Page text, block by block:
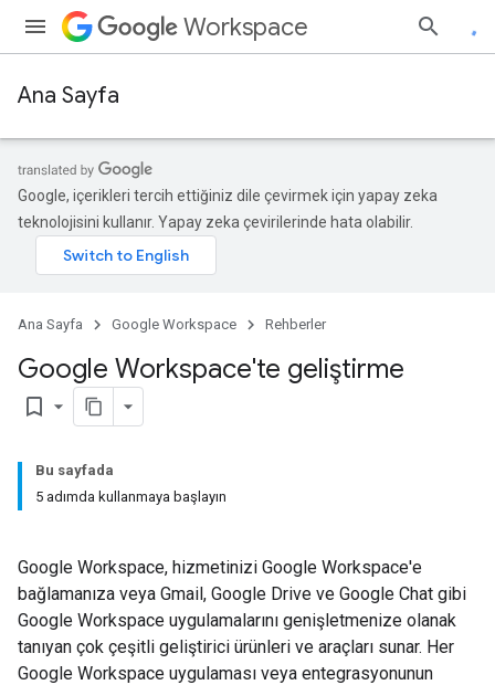
Workspace
Ana Sayfa
Google, içerikleri tercih ettiğiniz dile çevirmek için yapay zeka
teknolojisini kullanır. Yapay zeka çevirilerinde hata olabilir.
Ana Sayfa Google Workspace Rehberler
Google Workspace'te geliştirme
bookmark_border
Bu sayfada
5 adımda kullanmaya başlayın
Google Workspace, hizmetinizi Google Workspace'e
bağlamanıza veya Gmail, Google Drive ve Google Chat gibi
Google Workspace uygulamalarını genişletmenize olanak
tanıyan çok çeşitli geliştirici ürünleri ve araçları sunar. Her
Google Workspace uygulaması veya entegrasyonunun